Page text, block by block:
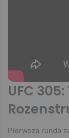
UFC
Pierwsza runda